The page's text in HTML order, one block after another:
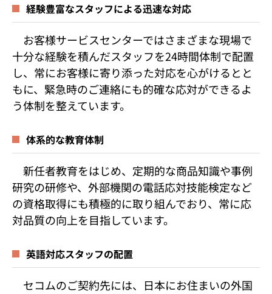
経験豊富なスタッフによる迅速な対応
お客様サービスセンターではさまざまな現場で
十分な経験を積んだスタッフを24時間体制で配置
し、常にお客様に寄り添った対応を心がけるとと
もに、緊急時のご連絡にも的確な応対ができるよ
う体制を整えています。
体系的な教育体制
新任者教育をはじめ、定期的な商品知識や事例
研究の研修や、外部機関の電話応対技能検定など
の資格取得にも積極的に取り組んでおり、常に応
対品質の向上を目指しています。
英語対応スタッフの配置
セコムのご契約先には、日本にお住まいの外国